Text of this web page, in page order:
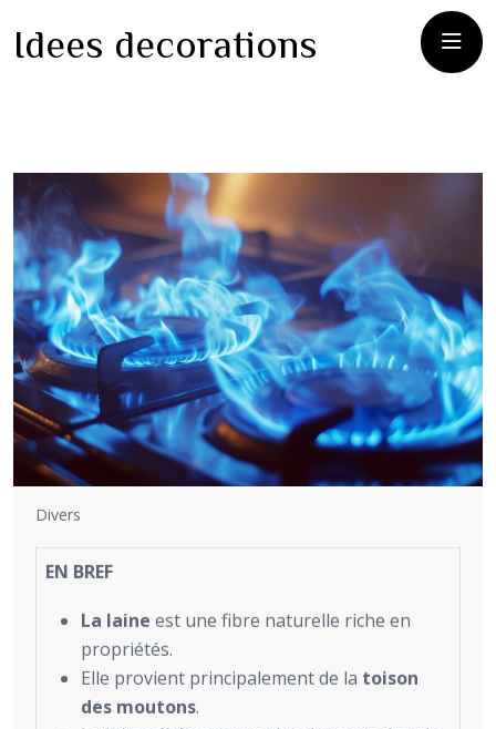
Idees decorations
Divers
EN BREF
La laine est une fibre naturelle riche en
propriétés.
Elle provient principalement de la toison
des moutons.